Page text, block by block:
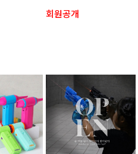
회원공개